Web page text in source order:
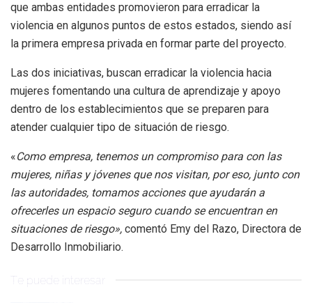
que ambas entidades promovieron para erradicar la
violencia en algunos puntos de estos estados, siendo así
la primera empresa privada en formar parte del proyecto.
Las dos iniciativas, buscan erradicar la violencia hacia
mujeres fomentando una cultura de aprendizaje y apoyo
dentro de los establecimientos que se preparen para
atender cualquier tipo de situación de riesgo.
«Como empresa, tenemos un compromiso para con las
mujeres, niñas y jóvenes que nos visitan, por eso, junto con
las autoridades, tomamos acciones que ayudarán a
ofrecerles un espacio seguro cuando se encuentran en
situaciones de riesgo», comentó Emy del Razo, Directora de
Desarrollo Inmobiliario.
Te puede interesar